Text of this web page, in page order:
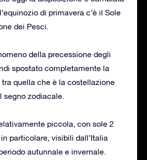
di primavera c’è il Sole
dei Pesci.
della precessione degli
spostato completamente la
quella che è la costellazione
segno zodiacale.
piccola, con sole 2
particolare, visibili dall’Italia
autunnale e invernale.